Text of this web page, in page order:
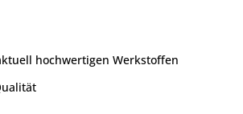
hochwertigen Werkstoffen